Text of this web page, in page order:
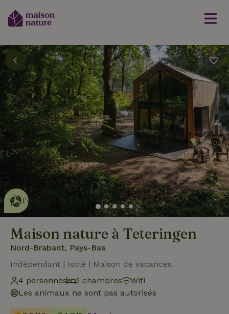
Cette Maison Nature fait de
l'effet
en savoir plus
Maison nature à Teteringen
Nord-Brabant, Pays-Bas
Indépendant | Isolé | Maison de vacances
4 personnes
2 chambres
Wifi
Les animaux ne sont pas autorisés